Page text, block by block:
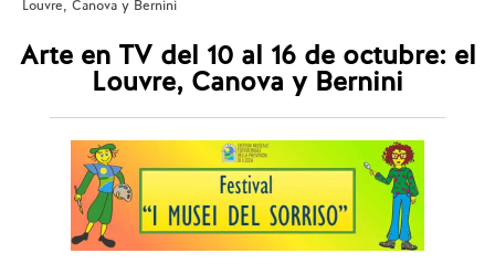
Louvre, Canova y Bernini
Arte en TV del 10 al 16 de octubre: el
Louvre, Canova y Bernini